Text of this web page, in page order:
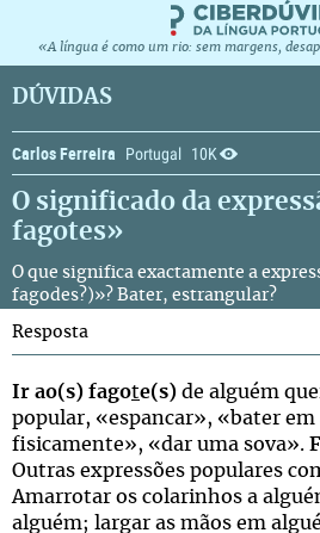
«A língua é como um rio: sem margens,
DÚVIDAS
Carlos Ferreira Portugal 10K
O significado da
fagotes»
O que significa exactamente a
fagodes?)»? Bater, estrangular?
Resposta
Ir ao(s) fagote(s) de alguém
popular, «espancar», «bater
fisicamente», «dar uma sova».
Outras expressões populares
Amarrotar os colarinhos a
alguém; largar as mãos em